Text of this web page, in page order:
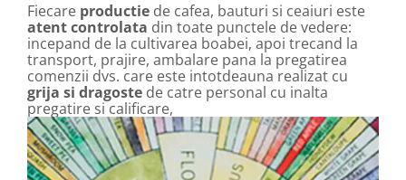
Fiecare productie de cafea, bauturi si ceaiuri este
atent controlata din toate punctele de vedere:
incepand de la cultivarea boabei, apoi trecand la
transport, prajire, ambalare pana la pregatirea
comenzii dvs. care este intotdeauna realizat cu
grija si dragoste de catre personal cu inalta
pregatire si calificare,